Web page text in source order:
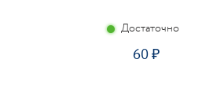
Достаточно
60